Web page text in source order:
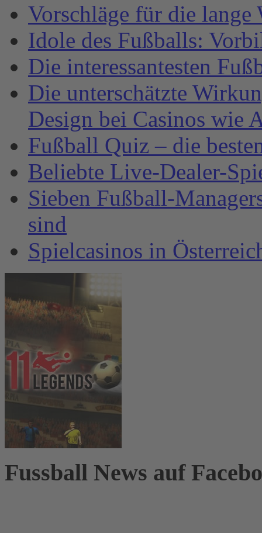
Vorschläge für die lange
Idole des Fußballs:
Die interessantesten
Die unterschätzte
Design bei Casinos wie
Fußball Quiz – die
Beliebte Live-Dealer-
Sieben Fußball-
sind
Spielcasinos in
Fussball News auf